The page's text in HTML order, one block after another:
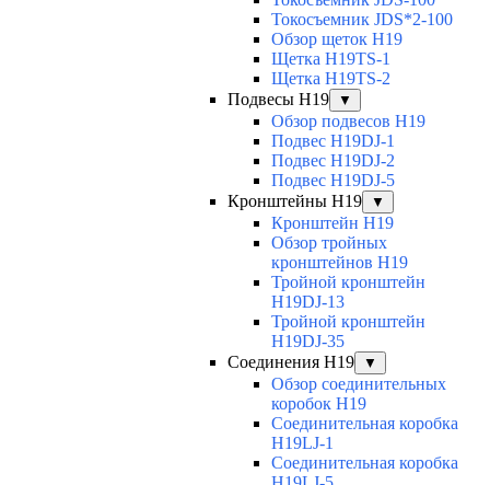
Токосъемник JDS*2-100
Обзор щеток H19
Щетка H19TS-1
Щетка H19TS-2
Подвесы H19
▼
Обзор подвесов H19
Подвес H19DJ-1
Подвес H19DJ-2
Подвес H19DJ-5
Кронштейны H19
▼
Кронштейн H19
Обзор тройных
кронштейнов H19
Тройной кронштейн
H19DJ-13
Тройной кронштейн
H19DJ-35
Соединения H19
▼
Обзор соединительных
коробок H19
Соединительная коробка
H19LJ-1
Соединительная коробка